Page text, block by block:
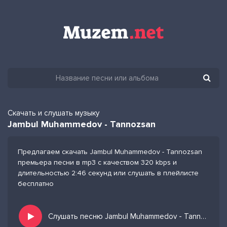
Скачать и слушать музыку
Jambul Muhammedov - Tannozsan
Предлагаем скачать Jambul Muhammedov - Tannozsan
премьера песни в mp3 с качеством 320 kbps и
длительностью 2:46 секунд или слушать в плейлисте
бесплатно
Слушать песню Jambul Muhammedov - Tannozsan и добавить в избранных